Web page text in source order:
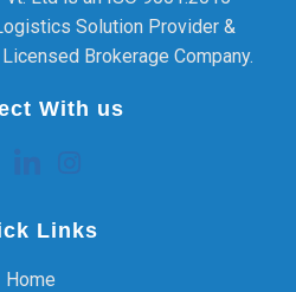
Solution Provider &
Brokerage Company.
With us
Links
Home